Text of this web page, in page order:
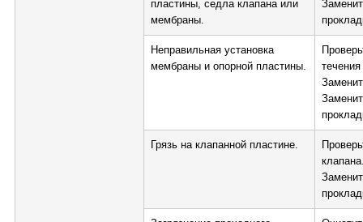
пластины, седла клапана или
мембраны.
Неправильная установка
мембраны и опорной пластины.
Грязь на клапанной пластине.